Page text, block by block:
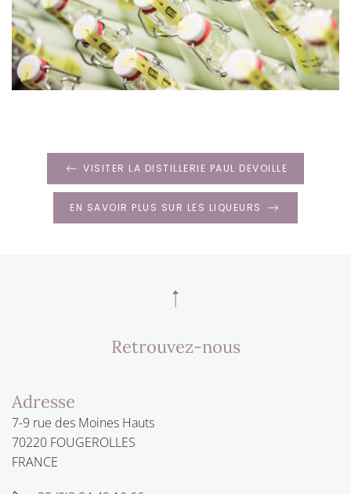
VISITER LA DISTILLERIE PAUL DEVOILLE
EN SAVOIR PLUS SUR LES LIQUEURS
Retrouvez-nous
Adresse
7-9 rue des Moines Hauts
70220 FOUGEROLLES
FRANCE